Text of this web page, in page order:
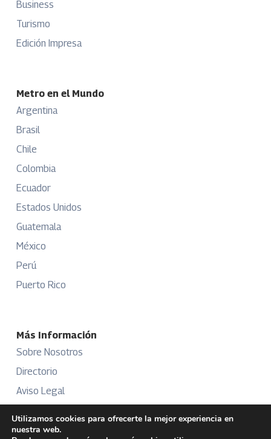
Business
Turismo
Edición Impresa
Metro en el Mundo
Argentina
Brasil
Chile
Colombia
Ecuador
Estados Unidos
Guatemala
México
Perú
Puerto Rico
Más Información
Sobre Nosotros
Directorio
Aviso Legal
Publicidad
Utilizamos cookies para ofrecerte la mejor experiencia en
nuestra web.